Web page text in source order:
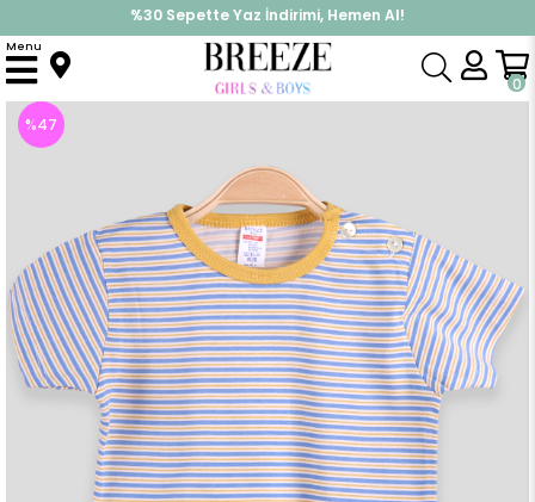
%30 Sepette Yaz İndirimi, Hemen Al!
İndirimlere ek %10 İndirimi Kap, Hemen Üye Ol!
0
Menu
Anasayfa Üst Giyim Tişört Erkek Bebek Tişört Patlı Çizgili Sarı (1 Yaş)
%47